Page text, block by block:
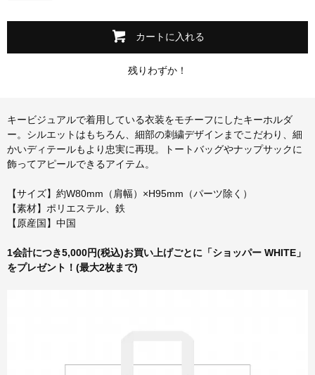
カートに入れる
残りわずか！
キービジュアルで着用している衣装をモチーフにしたキーホルダ
ー。シルエットはもちろん、細部の刺繍デザインまでこだわり、細
かいディテールもより忠実に再現。トートバッグやナップサックに
飾ってアピールできるアイテム。
【サイズ】約W80mm（肩幅）×H95mm（パーツ除く）
【素材】ポリエステル、鉄
【原産国】中国
1会計につき5,000円(税込)お買い上げごとに「ショッパー WHITE」
をプレゼント！(最大2枚まで)